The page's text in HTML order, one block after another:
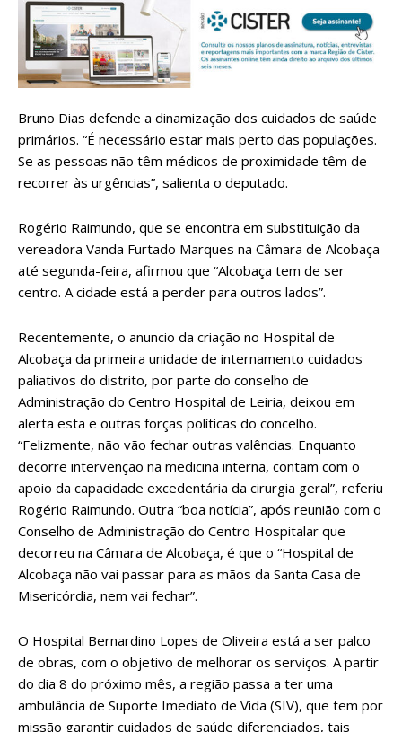
Bruno Dias defende a dinamização dos cuidados de saúde
primários. “É necessário estar mais perto das populações.
Se as pessoas não têm médicos de proximidade têm de
recorrer às urgências”, salienta o deputado.
Rogério Raimundo, que se encontra em substituição da
vereadora Vanda Furtado Marques na Câmara de Alcobaça
até segunda-feira, afirmou que “Alcobaça tem de ser
centro. A cidade está a perder para outros lados”.
Recentemente, o anuncio da criação no Hospital de
Alcobaça da primeira unidade de internamento cuidados
paliativos do distrito, por parte do conselho de
Administração do Centro Hospital de Leiria, deixou em
alerta esta e outras forças políticas do concelho.
“Felizmente, não vão fechar outras valências. Enquanto
decorre intervenção na medicina interna, contam com o
apoio da capacidade excedentária da cirurgia geral”, referiu
Rogério Raimundo. Outra “boa notícia”, após reunião com o
Conselho de Administração do Centro Hospitalar que
decorreu na Câmara de Alcobaça, é que o “Hospital de
Alcobaça não vai passar para as mãos da Santa Casa de
Misericórdia, nem vai fechar”.
O Hospital Bernardino Lopes de Oliveira está a ser palco
de obras, com o objetivo de melhorar os serviços. A partir
do dia 8 do próximo mês, a região passa a ter uma
ambulância de Suporte Imediato de Vida (SIV), que tem por
missão garantir cuidados de saúde diferenciados, tais